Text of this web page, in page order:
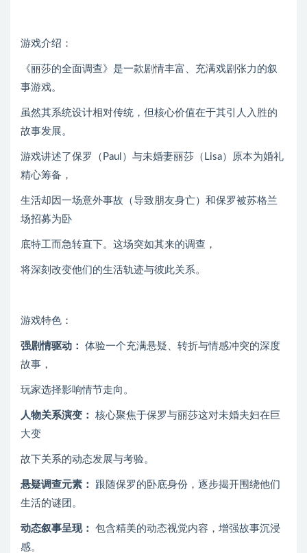
游戏介绍：
《丽莎的全面调查》是一款剧情丰富、充满戏剧张力的叙
事游戏。
虽然其系统设计相对传统，但核心价值在于其引人入胜的
故事发展。
游戏讲述了保罗（Paul）与未婚妻丽莎（Lisa）原本为婚礼
精心筹备，
生活却因一场意外事故（导致朋友身亡）和保罗被苏格兰
场招募为卧
底特工而急转直下。这场突如其来的调查，
将深刻改变他们的生活轨迹与彼此关系。
游戏特色：
强剧情驱动：
体验一个充满悬疑、转折与情感冲突的深度
故事，
玩家选择影响情节走向。
人物关系演变：
核心聚焦于保罗与丽莎这对未婚夫妇在巨
大变
故下关系的动态发展与考验。
悬疑调查元素：
跟随保罗的卧底身份，逐步揭开围绕他们
生活的谜团。
动态叙事呈现：
包含精美的动态视觉内容，增强故事沉浸
感。